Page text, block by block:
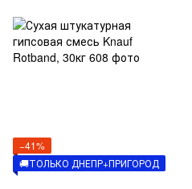
−41%
🚚ТОЛЬКО ДНЕПР+ПРИГОРОД